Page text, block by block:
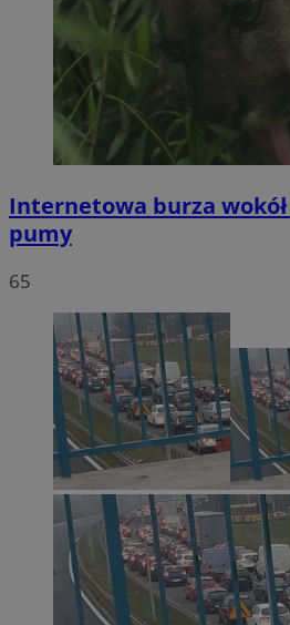
Internetowa burza
pumy
65